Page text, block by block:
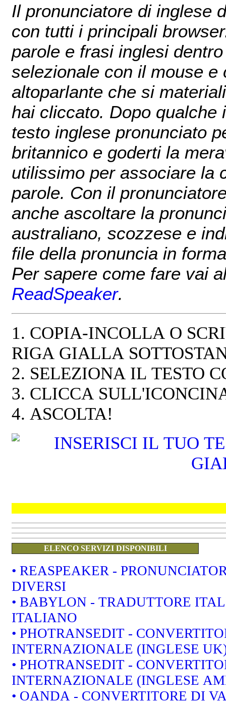
Il pronunciatore di inglese di ReadSpeaker
con tutti i principali
parole e frasi inglesi dentro la striscia
selezionale con il mouse e
altoparlante che si
hai cliccato. Dopo qualche istante potrai ascoltare il
testo inglese pronunciato perfettamente in inglese
britannico e goderti la meraviglia dell'effetto karaoke,
utilissimo per associare la corretta pronuncia alle
parole. Con il pronunciatore
anche ascoltare la
australiano, scozzese e indiano e, se vuoi, salvare il
file della pronuncia in formato mp3 sul tuo computer.
Per sapere come fare vai
ReadSpeaker.
1. COPIA-INCOLLA O
RIGA GIALLA
2. SELEZIONA IL TESTO
3. CLICCA
4. ASCOLTA!
ELENCO SERVIZI DISPONIBILI
• REASPEAKER - PRONUNCIATORE DI INGLESE CON 5 ACCENTI
DIVERSI
• BABYLON - TRADUTTORE ITALIANO-INGLESE E INGLESE-
ITALIANO
• PHOTRANSEDIT -
INTERNAZIONALE (INGLESE
• PHOTRANSEDIT - CONVERTITORE IN ALFABETO FONETICO
INTERNAZIONALE (INGLESE
• OANDA -